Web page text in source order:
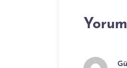
Yorum